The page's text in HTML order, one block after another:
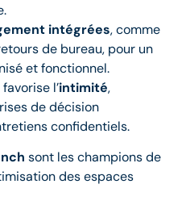
intégrées, comme
de bureau, pour un
et fonctionnel.
l’intimité,
de décision
confidentiels.
sont les champions de
des espaces